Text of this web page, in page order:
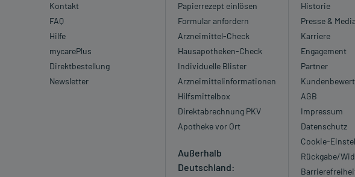
Kontakt
FAQ
Hilfe
mycarePlus
Direktbestellung
Newsletter
Papierrezept einlösen
Formular anfordern
Arzneimittel-Check
Hausapotheken-Check
Individuelle Blister
Arzneimittelinformationen
Hilfsmittelbox
Direktabrechnung PKV
Apotheke vor Ort
Außerhalb
Deutschland:
Historie
Presse &
Karriere
Engagement
Partner
AGB
Impressum
Datenschutz
Cookie-
Rückgabe/